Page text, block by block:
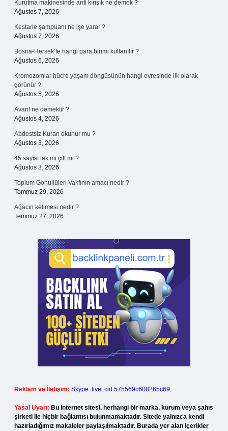
Kurutma makinesinde anti kırışık ne demek ?
Ağustos 7, 2026
Kestane şampuanı ne işe yarar ?
Ağustos 7, 2026
Bosna-Hersek’te hangi para birimi kullanılır ?
Ağustos 6, 2026
Kromozomlar hücre yaşam döngüsünün hangi evresinde ilk olarak
görünür ?
Ağustos 5, 2026
Avarif ne demektir ?
Ağustos 4, 2026
Abdestsiz Kuran okunur mu ?
Ağustos 3, 2026
45 sayısı tek mi çift mi ?
Ağustos 3, 2026
Toplum Gönüllüleri Vakfının amacı nedir ?
Temmuz 29, 2026
Ağacın kelimesi nedir ?
Temmuz 27, 2026
Reklam ve İletişim: Skype: live:.cid.575569c608265c69
Yasal Uyarı: Bu internet sitesi, herhangi bir marka, kurum veya şahıs
şirketi ile hiçbir bağlantısı bulunmamaktadır. Sitede yalnızca kendi
hazırladığımız makaleler paylaşılmaktadır. Burada yer alan içerikler